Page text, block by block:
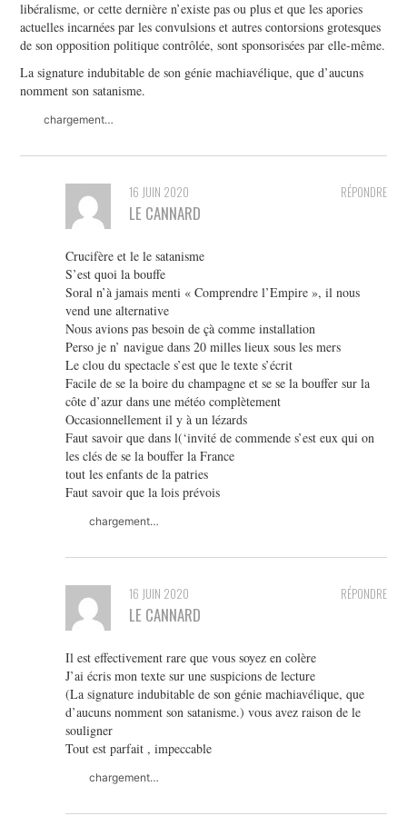
libéralisme, or cette dernière n’existe pas ou plus et que les apories
actuelles incarnées par les convulsions et autres contorsions grotesques
de son opposition politique contrôlée, sont sponsorisées par elle-même.
La signature indubitable de son génie machiavélique, que d’aucuns
nomment son satanisme.
chargement…
RÉPONDRE
16 JUIN 2020
LE CANNARD
Crucifère et le le satanisme
S’est quoi la bouffe
Soral n’à jamais menti « Comprendre l’Empire », il nous
vend une alternative
Nous avions pas besoin de çà comme installation
Perso je n’ navigue dans 20 milles lieux sous les mers
Le clou du spectacle s’est que le texte s’écrit
Facile de se la boire du champagne et se se la bouffer sur la
côte d’azur dans une météo complètement
Occasionnellement il y à un lézards
Faut savoir que dans l(‘invité de commende s’est eux qui on
les clés de se la bouffer la France
tout les enfants de la patries
Faut savoir que la lois prévois
chargement…
RÉPONDRE
16 JUIN 2020
LE CANNARD
Il est effectivement rare que vous soyez en colère
J’ai écris mon texte sur une suspicions de lecture
(La signature indubitable de son génie machiavélique, que
d’aucuns nomment son satanisme.) vous avez raison de le
souligner
Tout est parfait , impeccable
chargement…